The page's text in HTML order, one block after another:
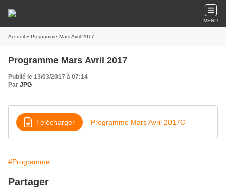
MENU
Accueil » Programme Mars Avril 2017
Programme Mars Avril 2017
Publié le 13/03/2017 à 07:14
Par JPG
Télécharger Programme Mars Avril 2017C
#Programme
Partager